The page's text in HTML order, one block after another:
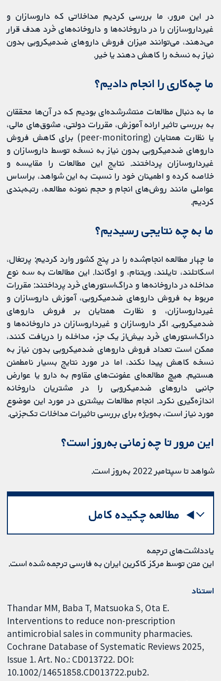
در این مرور، ما بررسی کردیم مداخلاتی که داروسازان و
غیرداروسازان را در داروخانه‌ها و داروخانه‌های خُرد هدف قرار
می‌دهند، می‌توانند میزان فروش داروهای ضدمیکروبی بدون
نیاز به نسخه را کاهش دهند یا خیر.
ما چه‌کاری را انجام دادیم؟
ما به دنبال مطالعات منتشرشده‌ای بودیم که در آن‌ها محققان
به بررسی تاثیر ارائه آموزش، مقررات دولتی، مشوق‌های مالی،
یا نظارت همتایان (peer-monitoring) برای کاهش فروش
داروهای ضدمیکروبی بدون نیاز به نسخه توسط داروسازان و
غیرداروسازان پرداختند. نتایج این مطالعات را مقایسه و
خلاصه کرده و اطمینان خود را نسبت به این شواهد، براساس
عواملی مانند روش‌های انجام و حجم نمونه مطالعه، رتبه‌بندی
کردیم.
ما به چه نتایجی رسیدیم؟
ما چهار مطالعه انجام‌شده را در پنج کشور وارد کردیم: پرتغال،
اسکاتلند، تایلند، ویتنام، و اوگاندا. این مطالعات به سه نوع
مداخله در داروخانه‌ها و دراگ‌استورهای خُرد پرداختند: مقررات
مربوط به فروش داروهای ضدمیکروبی، آموزش داروسازان و
غیرداروسازان، و نظارت همتایان بر فروش داروهای
ضدمیکروبی. اگر داروسازان و غیرداروسازان در داروخانه‌ها و
دراگ‌استورهای خُرد بیش‌از یک جزء مداخله را دریافت کنند،
ممکن است تعداد فروش داروهای ضدمیکروبی بدون نیاز به
نسخه کاهش پیدا نکند، اما در مورد نتایج بسیار نامطمئن
هستیم. هیچ مطالعه‌ای عفونت‌های مقاوم به دارو یا عوارض
جانبی داروهای ضدمیکروبی را در مشتریان داروخانه
اندازه‌گیری نکرد. انجام مطالعات بیشتری در مورد این موضوع
مورد نیاز است، به‌ویژه برای بررسی تاثیرات مداخلات تک‌جزئی.
این مرور تا چه زمانی به‌روز است؟
شواهد تا سپتامبر 2022 به‌روز است.
مطالعه چکیده کامل
یادداشت‌های ترجمه
این متن توسط مرکز کاکرین ایران به فارسی ترجمه شده‌ است.
استناد
Thandar MM, Baba T, Matsuoka S, Ota E.
Interventions to reduce non-prescription
antimicrobial sales in community pharmacies.
Cochrane Database of Systematic Reviews 2025,
Issue 1. Art. No.: CD013722. DOI:
10.1002/14651858.CD013722.pub2.